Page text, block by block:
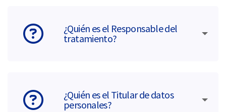
¿Quién es el Responsable del
tratamiento?
¿Quién es el Titular de datos
personales?